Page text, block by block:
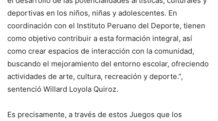
deportivas en los niños, niñas y adolescentes. En
coordinación con el Instituto Peruano del Deporte, tienen
como objetivo contribuir a esta formación integral, así
como crear espacios de interacción con la comunidad,
buscando el mejoramiento del entorno escolar, ofreciendo
actividades de arte, cultura, recreación y deporte.”,
sentenció Willard Loyola Quiroz.
Es precisamente, a través de estos Juegos que los